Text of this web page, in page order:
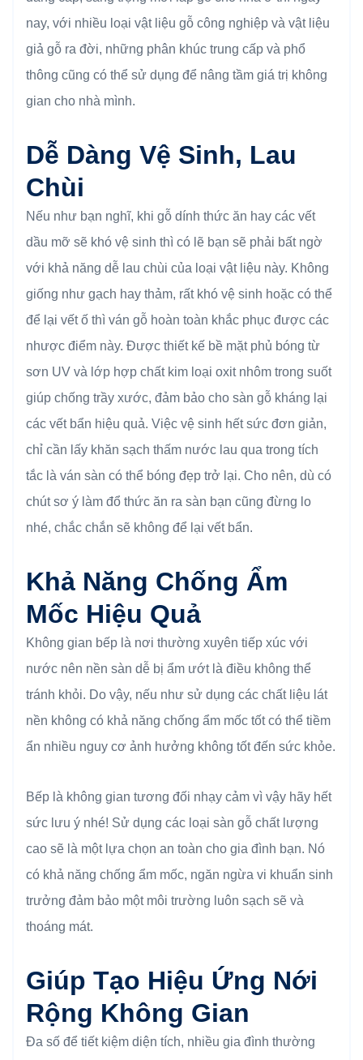
nay, với nhiều loại vật liệu gỗ công nghiệp và vật liệu
giả gỗ ra đời, những phân khúc trung cấp và phổ
thông cũng có thể sử dụng để nâng tầm giá trị không
gian cho nhà mình.
Dễ Dàng Vệ Sinh, Lau
Chùi
Nếu như bạn nghĩ, khi gỗ dính thức ăn hay các vết
dầu mỡ sẽ khó vệ sinh thì có lẽ bạn sẽ phải bất ngờ
với khả năng dễ lau chùi của loại vật liệu này. Không
giống như gạch hay thảm, rất khó vệ sinh hoặc có thể
để lại vết ố thì ván gỗ hoàn toàn khắc phục được các
nhược điểm này. Được thiết kế bề mặt phủ bóng từ
sơn UV và lớp hợp chất kim loại oxit nhôm trong suốt
giúp chống trầy xước, đảm bảo cho sàn gỗ kháng lại
các vết bẩn hiệu quả. Việc vệ sinh hết sức đơn giản,
chỉ cần lấy khăn sạch thấm nước lau qua trong tích
tắc là ván sàn có thể bóng đẹp trở lại. Cho nên, dù có
chút sơ ý làm đổ thức ăn ra sàn bạn cũng đừng lo
nhé, chắc chắn sẽ không để lại vết bẩn.
Khả Năng Chống Ẩm
Mốc Hiệu Quả
Không gian bếp là nơi thường xuyên tiếp xúc với
nước nên nền sàn dễ bị ẩm ướt là điều không thể
tránh khỏi. Do vậy, nếu như sử dụng các chất liệu lát
nền không có khả năng chống ẩm mốc tốt có thể tiềm
ẩn nhiều nguy cơ ảnh hưởng không tốt đến sức khỏe.
Bếp là không gian tương đối nhạy cảm vì vậy hãy hết
sức lưu ý nhé! Sử dụng các loại sàn gỗ chất lượng
cao sẽ là một lựa chọn an toàn cho gia đình bạn. Nó
có khả năng chống ẩm mốc, ngăn ngừa vi khuẩn sinh
trưởng đảm bảo một môi trường luôn sạch sẽ và
thoáng mát.
Giúp Tạo Hiệu Ứng Nới
Rộng Không Gian
Đa số để tiết kiệm diện tích, nhiều gia đình thường